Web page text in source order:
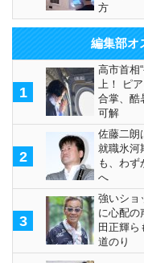
方
編集部オ
1
高市首相
上！ ピ
合掌、酷
可解
2
佐藤二朗
就職氷河
も、わず
へ
3
強いショ
に心配
田正輝ら
道のり